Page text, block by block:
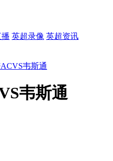
英超录像 英超资讯
韦斯通
韦斯通